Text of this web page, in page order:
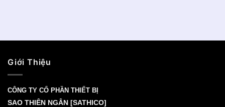
Giới Thiệu
CÔNG TY CỔ PHẦN THIẾT BỊ
SAO THIÊN NGÂN [SATHICO]